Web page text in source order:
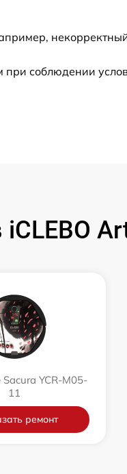
500 р
1550 р
300 р
500 р
соблюдении
Sacura YCR-M05-
11
ремонт